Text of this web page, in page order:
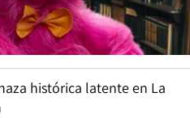
histórica latente en La